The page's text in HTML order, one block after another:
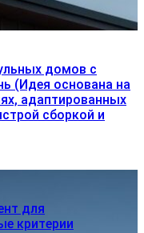
домов с
(Идея основана на
адаптированных
сборкой и
для
критерии